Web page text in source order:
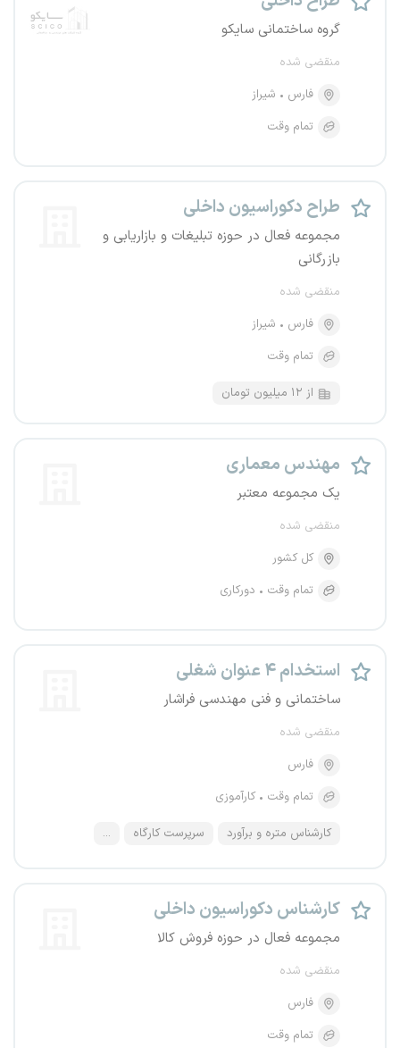
گروه ساختمانی سایکو
منقضی شده
فارس
شیراز
تمام وقت
طراح دکوراسیون داخلی
مجموعه فعال در حوزه تبلیغات و بازاریابی و
بازرگانی
منقضی شده
فارس
شیراز
تمام وقت
از ۱۲ میلیون تومان
مهندس معماری
یک مجموعه معتبر
منقضی شده
کل کشور
تمام وقت
دورکاری
استخدام ۴ عنوان شغلی
ساختمانی و فنی مهندسی فراشار
منقضی شده
فارس
تمام وقت
کارآموزی
کارشناس متره و برآورد سرپرست کارگاه ...
کارشناس دکوراسیون داخلی
مجموعه فعال در حوزه فروش کالا
منقضی شده
فارس
تمام وقت